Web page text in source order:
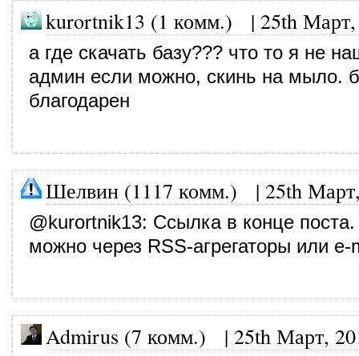
kurortnik13 (1 комм.) | 25th
а где скачать базу??? что то я не
админ если можно, скинь на мыло.
благодарен
Шелвин (1117 комм.) | 25th
@kurortnik13: Ссылка в конце
можно через RSS-агрегаторы или e-
Admirus (7 комм.) | 25th Март,